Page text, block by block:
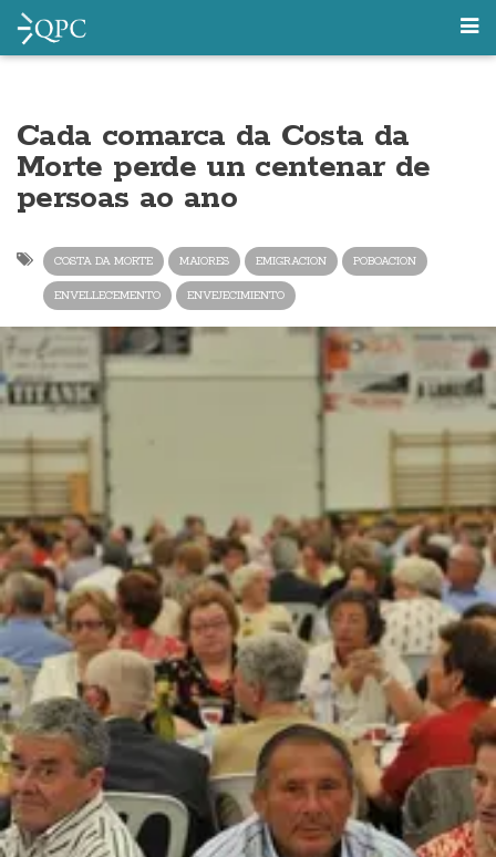
Cada comarca da Costa da
Morte perde un centenar de
persoas ao ano
COSTA DA MORTE MAIORES EMIGRACION POBOACION
ENVELLECEMENTO ENVEJECIMIENTO